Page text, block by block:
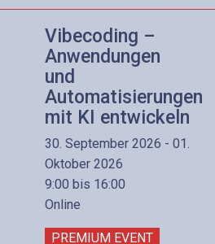
Vibecoding –
Anwendungen
und
Automatisierungen
mit KI entwickeln
30. September 2026 - 01.
Oktober 2026
9:00 bis 16:00
Online
PREMIUM EVENT